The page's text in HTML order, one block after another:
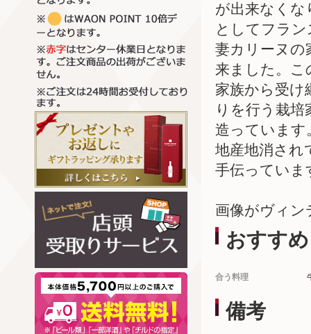
が出来なくな
としてフラ
妻カリーヌの
来ました。こ
家族から受け
りを行う栽
造っています
地産地消され
手伝っていま
画像がヴィン
おすすめ
合う料理
備考